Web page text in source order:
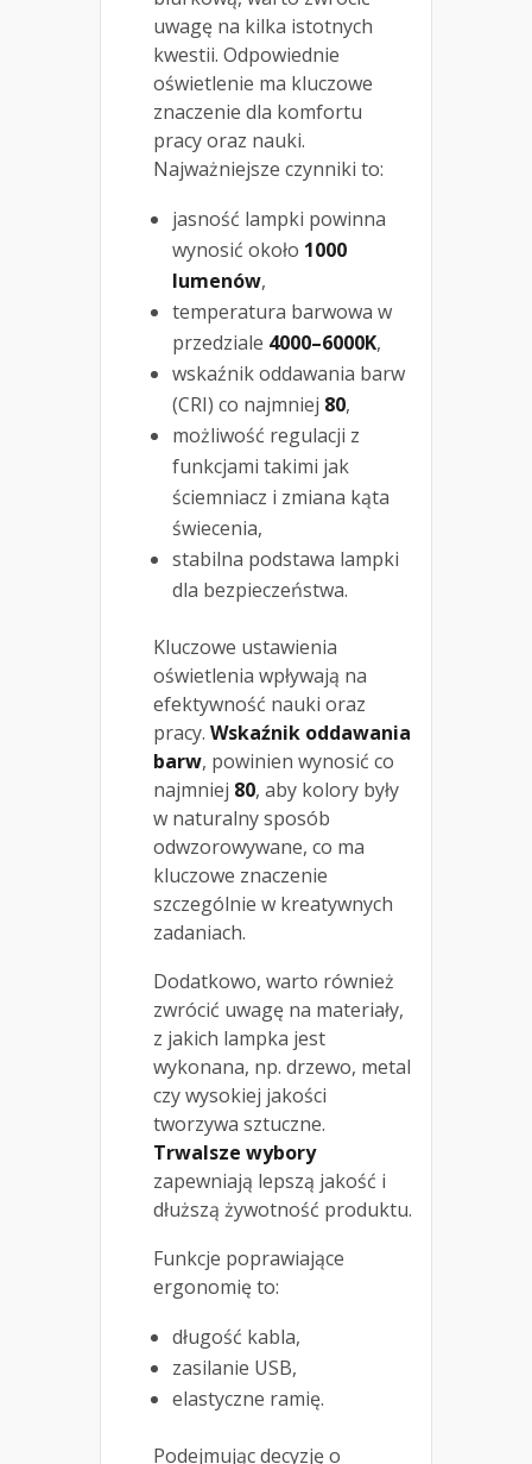
uwagę na kilka istotnych
kwestii. Odpowiednie
oświetlenie ma kluczowe
znaczenie dla komfortu
pracy oraz nauki.
Najważniejsze czynniki to:
jasność lampki powinna
wynosić około 1000
lumenów,
temperatura barwowa w
przedziale 4000–6000K,
wskaźnik oddawania barw
(CRI) co najmniej 80,
możliwość regulacji z
funkcjami takimi jak
ściemniacz i zmiana kąta
świecenia,
stabilna podstawa lampki
dla bezpieczeństwa.
Kluczowe ustawienia
oświetlenia wpływają na
efektywność nauki oraz
pracy. Wskaźnik oddawania
barw, powinien wynosić co
najmniej 80, aby kolory były
w naturalny sposób
odwzorowywane, co ma
kluczowe znaczenie
szczególnie w kreatywnych
zadaniach.
Dodatkowo, warto również
zwrócić uwagę na materiały,
z jakich lampka jest
wykonana, np. drzewo, metal
czy wysokiej jakości
tworzywa sztuczne.
Trwalsze wybory
zapewniają lepszą jakość i
dłuższą żywotność produktu.
Funkcje poprawiające
ergonomię to:
długość kabla,
zasilanie USB,
elastyczne ramię.
Podejmując decyzję o